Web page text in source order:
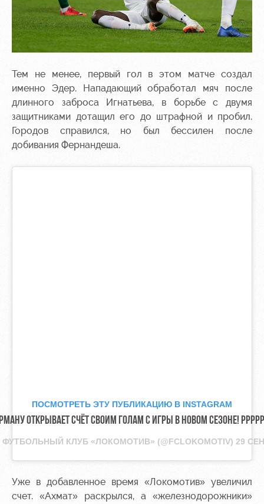
Тем не менее, первый гол в этом матче создал
именно Эдер. Нападающий обработал мяч после
длинного заброса Игнатьева, в борьбе с двумя
защитниками дотащил его до штрафной и пробил.
Городов справился, но был бессилен после
добивания Фернандеша.
ПОСМОТРЕТЬ ЭТУ ПУБЛИКАЦИЮ В INSTAGRAM
ОТКРЫВАЕТ СЧЁТ СВОИМ ГОЛАМ С ИГРЫ В НОВОМ СЕЗОНЕ!
ФУТБОЛЬНЫЙ КЛУБ «ЛОКОМОТИВ» (@FCLOKOMOTIV) 29
Уже в добавленное время «Локомотив» увеличил
счет. «Ахмат» раскрылся, а «железнодорожники»